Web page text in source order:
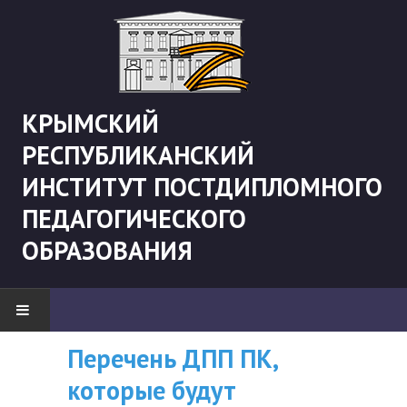
КРЫМСКИЙ
РЕСПУБЛИКАНСКИЙ
ИНСТИТУТ ПОСТДИПЛОМНОГО
ПЕДАГОГИЧЕСКОГО
ОБРАЗОВАНИЯ
НОВОСТИ
"Боевая" русистика
ВНИМАНИЮ
СЛУШАТЕЛЕЙ, У
Перечень ДПП ПК,
которые будут